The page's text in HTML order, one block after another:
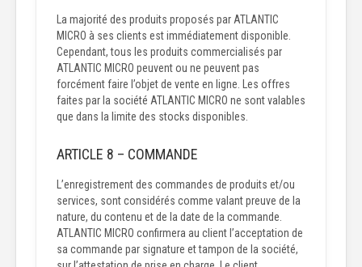
La majorité des produits proposés par ATLANTIC
MICRO à ses clients est immédiatement disponible.
Cependant, tous les produits commercialisés par
ATLANTIC MICRO peuvent ou ne peuvent pas
forcément faire l’objet de vente en ligne. Les offres
faites par la société ATLANTIC MICRO ne sont valables
que dans la limite des stocks disponibles.
ARTICLE 8 – COMMANDE
L’enregistrement des commandes de produits et/ou
services, sont considérés comme valant preuve de la
nature, du contenu et de la date de la commande.
ATLANTIC MICRO confirmera au client l’acceptation de
sa commande par signature et tampon de la société,